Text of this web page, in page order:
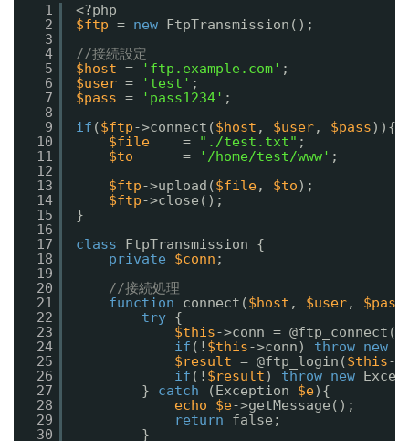
1
2
3
4
5
6
7
8
9
10
11
12
13
14
15
16
17
18
19
20
21
22
23
24
25
26
27
28
29
30
<?php
$ftp = new FtpTransmission();
//接続設定
$host = 'ftp.example.com' ;
$user = 'test' ;
$pass = 'pass1234' ;
if ($ftp->connect($host , $user, $pass)){
$file
= "./test.txt" ;
$to
= '/home/test/www' ;
$ftp->upload($file, $to);
$ftp->close();
}
class
FtpTransmission {
private
$conn ;
//接続処理
function
connect($host , $user, $pass
try {
$this->conn = @ftp_connect(
if (! $this->conn) throw new
$result = @ftp_login($this-
if (! $result) throw new
} catch (Exception $e){
echo
$e->getMessage();
return
false;
}